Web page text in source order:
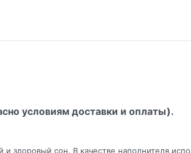
условиям доставки и оплаты).
сон. В качестве наполнителя